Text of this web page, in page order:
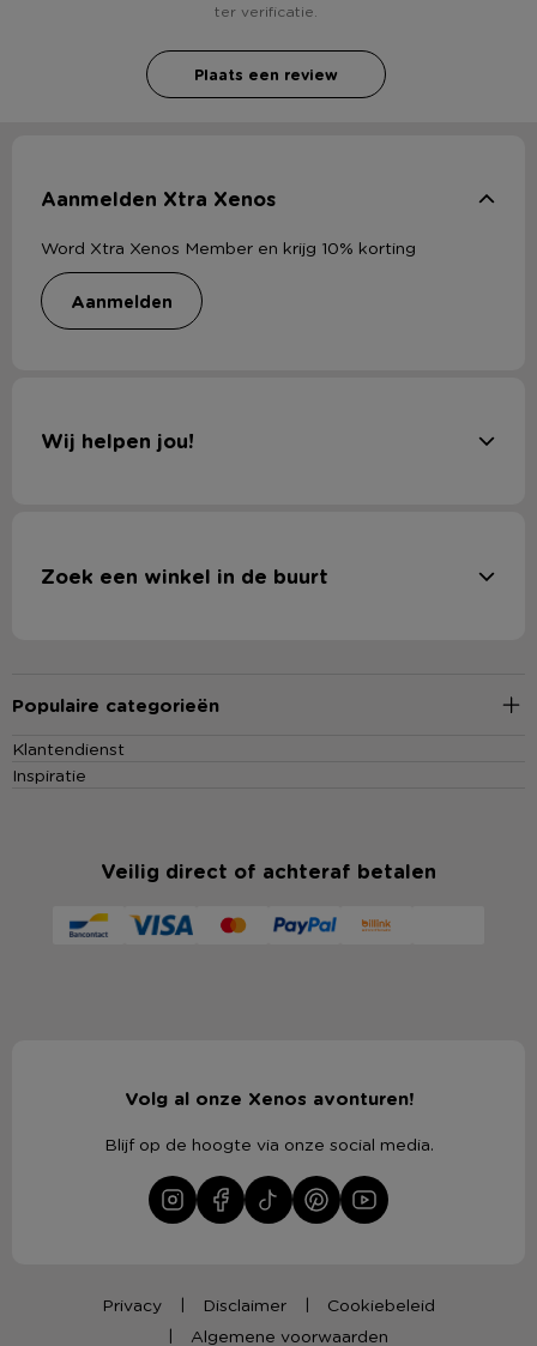
ter verificatie.
Plaats een review
Aanmelden Xtra Xenos
Word Xtra Xenos Member en krijg 10% korting
aanmelden
Wij helpen jou!
Zoek een winkel in de buurt
Populaire categorieën
Klantendienst
Inspiratie
Veilig direct of achteraf betalen
Volg al onze Xenos avonturen!
Blijf op de hoogte via onze social media.
Privacy Disclaimer
Cookiebeleid
Algemene voorwaarden